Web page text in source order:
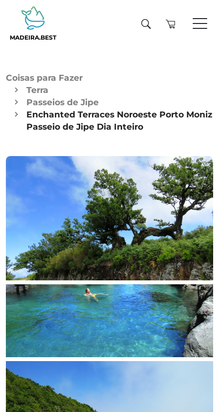
MADEIRA.BEST
Coisas para Fazer
Terra
Passeios de Jipe
Enchanted Terraces Noroeste Porto Moniz
Passeio de Jipe Dia Inteiro